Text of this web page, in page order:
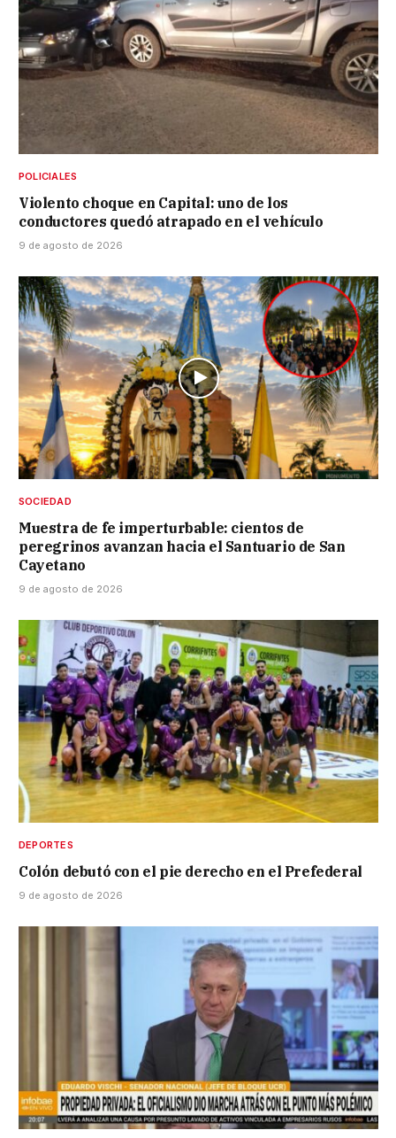
POLICIALES
Violento choque en Capital: uno de los
conductores quedó atrapado en el vehículo
9 de agosto de 2026
SOCIEDAD
Muestra de fe imperturbable: cientos de
peregrinos avanzan hacia el Santuario de San
Cayetano
9 de agosto de 2026
DEPORTES
Colón debutó con el pie derecho en el Prefederal
9 de agosto de 2026